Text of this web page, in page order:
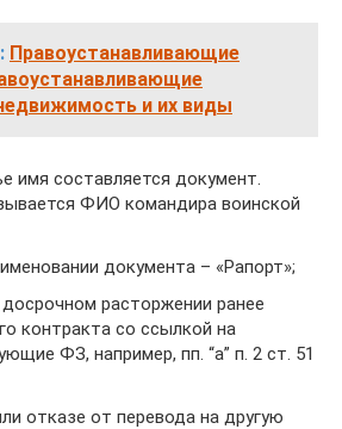
Правоустанавливающие
и их виды
имя составляется документ.
ФИО командира воинской
документа – «Рапорт»;
расторжении ранее
контракта со ссылкой на
ФЗ, например, пп. “а” п. 2 ст. 51
отказе от перевода на другую